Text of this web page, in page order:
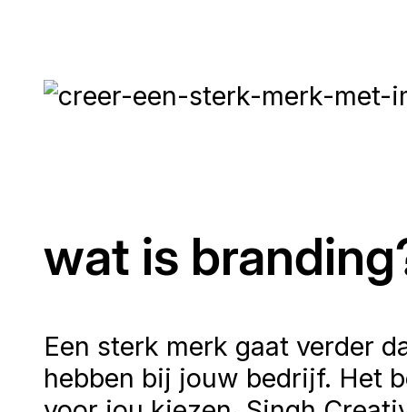
wat is
Een sterk merk gaat verder
hebben bij jouw bedrijf. Het